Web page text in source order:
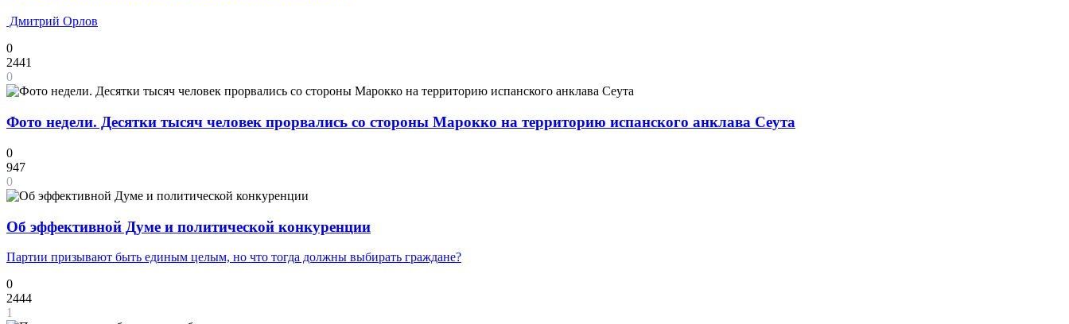
Дмитрий Орлов
0
2441
0
Фото недели. Десятки тысяч человек прорвались со стороны Марокко на территорию испанского анклава Сеута
0
947
0
Об эффективной Думе и политической конкуренции
Партии призывают быть единым целым, но что тогда должны выбирать граждане?
0
2444
1